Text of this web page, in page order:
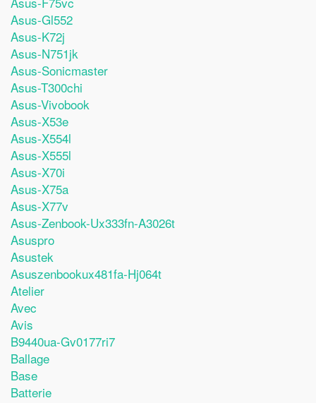
Asus-Gl552
Asus-K72j
Asus-N751jk
Asus-Sonicmaster
Asus-T300chi
Asus-Vivobook
Asus-X53e
Asus-X554l
Asus-X555l
Asus-X70i
Asus-X75a
Asus-X77v
Asus-Zenbook-Ux333fn-A3026t
Asuspro
Asustek
Asuszenbookux481fa-Hj064t
Atelier
Avec
Avis
B9440ua-Gv0177ri7
Ballage
Base
Batterie